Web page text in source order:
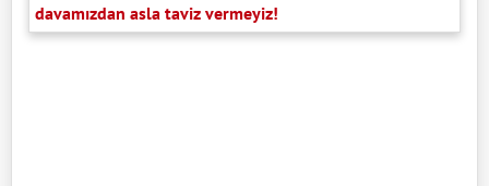
davamızdan asla taviz vermeyiz!